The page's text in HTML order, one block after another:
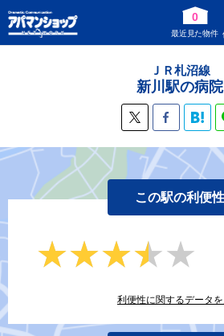
0
最近見た物件
ＪＲ札沼線
新川駅の病院
この駅の利便性
★★★★★
★★★★★
利便性に関するデータ